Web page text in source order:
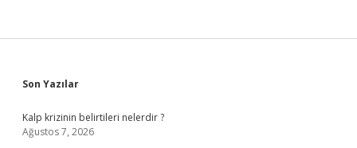
Sidebar
Son Yazılar
Kalp krizinin belirtileri nelerdir ?
Ağustos 7, 2026